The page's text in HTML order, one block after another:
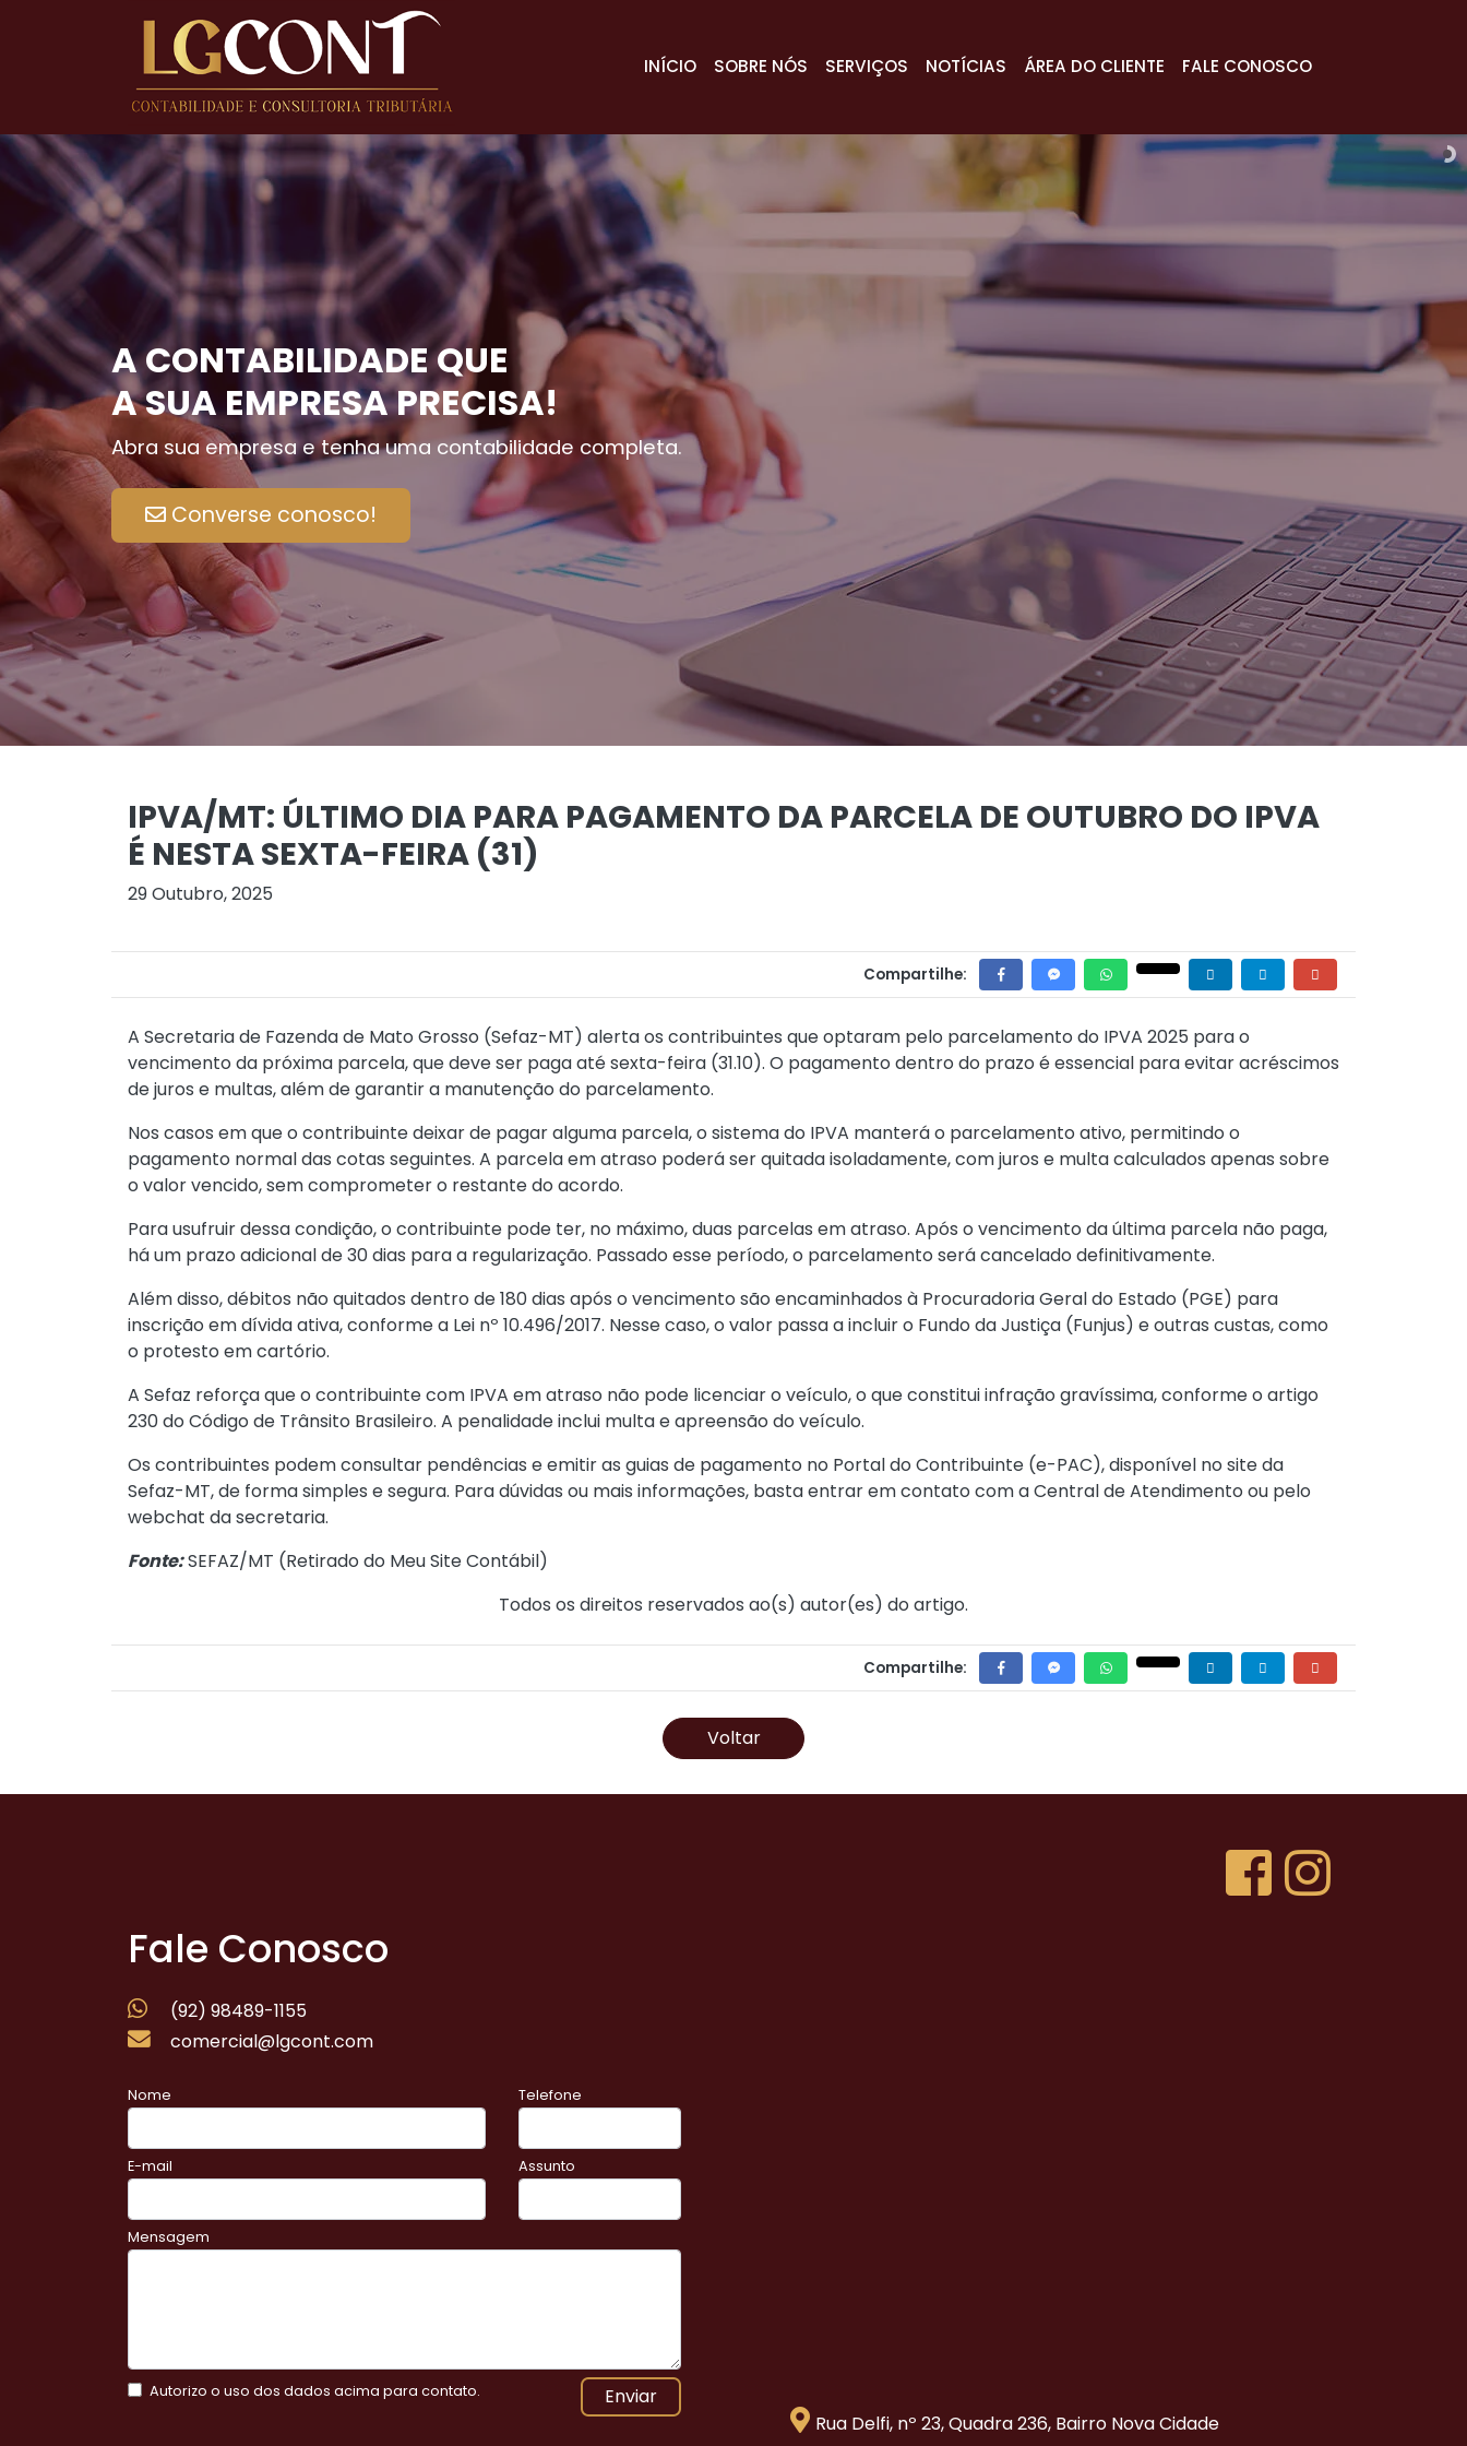
INÍCIO SOBRE NÓS SERVIÇOS NOTÍCIAS ÁREA DO CLIENTE FALE CONOSCO
A CONTABILIDADE QUE
A SUA EMPRESA PRECISA!
Abra sua empresa e tenha uma contabilidade completa.
Converse conosco!
IPVA/MT: ÚLTIMO DIA PARA PAGAMENTO DA PARCELA DE OUTUBRO DO IPVA
É NESTA SEXTA-FEIRA (31)
29 Outubro, 2025
Compartilhe:
A Secretaria de Fazenda de Mato Grosso (Sefaz-MT) alerta os contribuintes que optaram pelo parcelamento do IPVA 2025 para o
vencimento da próxima parcela, que deve ser paga até sexta-feira (31.10). O pagamento dentro do prazo é essencial para evitar acréscimos
de juros e multas, além de garantir a manutenção do parcelamento.
Nos casos em que o contribuinte deixar de pagar alguma parcela, o sistema do IPVA manterá o parcelamento ativo, permitindo o
pagamento normal das cotas seguintes. A parcela em atraso poderá ser quitada isoladamente, com juros e multa calculados apenas sobre
o valor vencido, sem comprometer o restante do acordo.
Para usufruir dessa condição, o contribuinte pode ter, no máximo, duas parcelas em atraso. Após o vencimento da última parcela não paga,
há um prazo adicional de 30 dias para a regularização. Passado esse período, o parcelamento será cancelado definitivamente.
Além disso, débitos não quitados dentro de 180 dias após o vencimento são encaminhados à Procuradoria Geral do Estado (PGE) para
inscrição em dívida ativa, conforme a Lei nº 10.496/2017. Nesse caso, o valor passa a incluir o Fundo da Justiça (Funjus) e outras custas, como
o protesto em cartório.
A Sefaz reforça que o contribuinte com IPVA em atraso não pode licenciar o veículo, o que constitui infração gravíssima, conforme o artigo
230 do Código de Trânsito Brasileiro. A penalidade inclui multa e apreensão do veículo.
Os contribuintes podem consultar pendências e emitir as guias de pagamento no Portal do Contribuinte (e-PAC), disponível no site da
Sefaz-MT, de forma simples e segura. Para dúvidas ou mais informações, basta entrar em contato com aCentral de Atendimento ou pelo
webchat da secretaria.
Fonte:SEFAZ/MT (Retirado do Meu Site Contábil)
Todos os direitos reservados ao(s) autor(es) do artigo.
Compartilhe:
Voltar
Fale Conosco
(92) 98489-1155
comercial@lgcont.com
Nome Telefone
E-mail Assunto
Mensagem
Autorizo o uso dos dados acima para contato.
Enviar
Rua Delfi, nº 23, Quadra 236, Bairro Nova Cidade